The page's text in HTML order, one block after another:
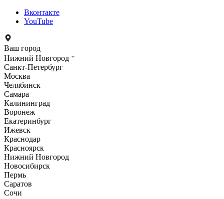
Вконтакте
YouTube
Ваш город
Нижний Новгород
Санкт-Петербург
Москва
Челябинск
Самара
Калининград
Воронеж
Екатеринбург
Ижевск
Краснодар
Красноярск
Нижний Новгород
Новосибирск
Пермь
Саратов
Сочи